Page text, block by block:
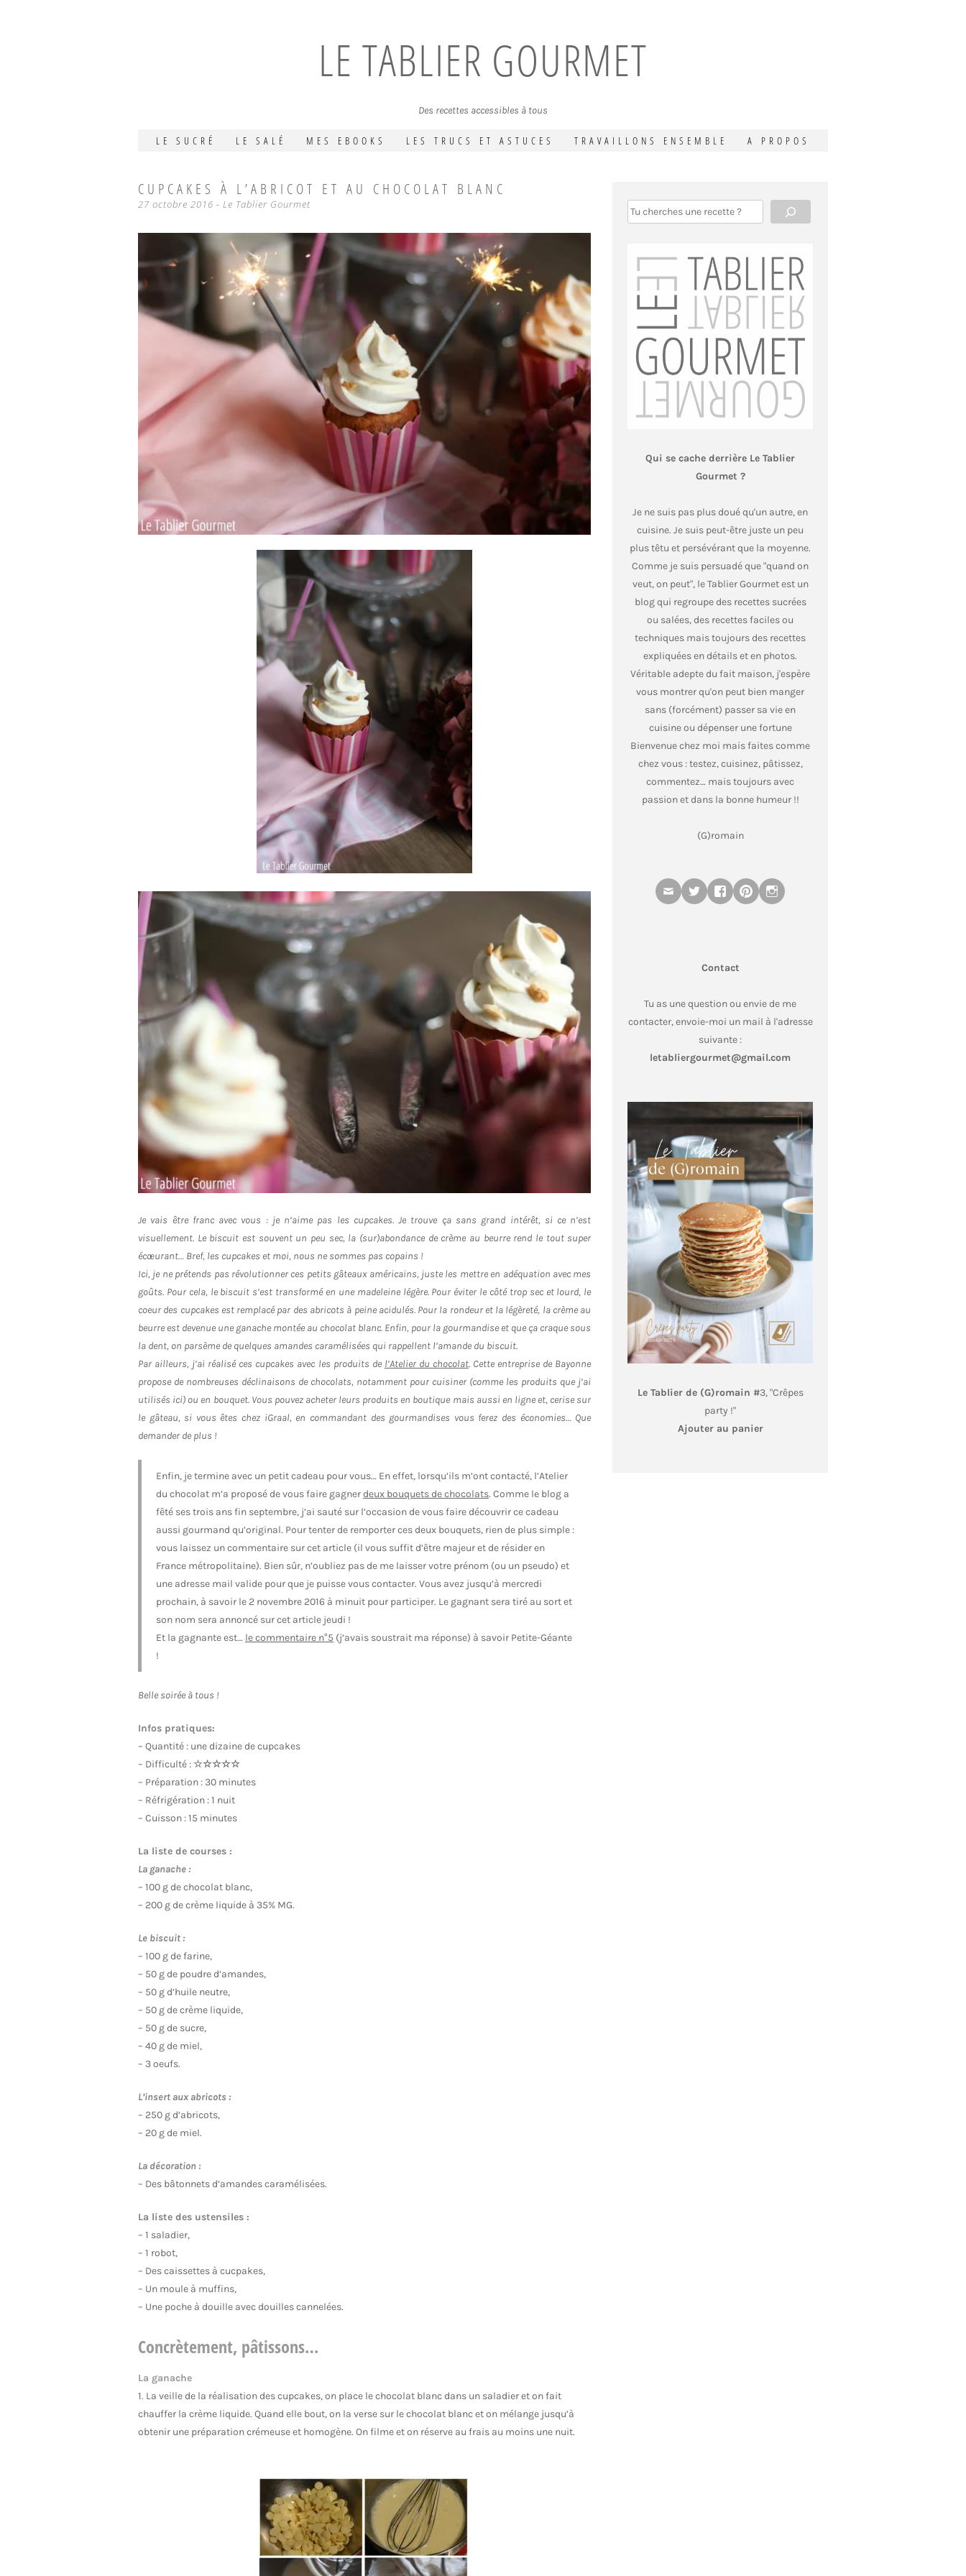
LE TABLIER GOURMET
Des recettes accessibles à tous
SKIPLE SUCRÉ LE SALÉ MES EBOOKS LES TRUCS ET ASTUCES TRAVAILLONS ENSEMBLE A PROPOS
CUPCAKES À L’ABRICOT ET AU CHOCOLAT BLANC
27 octobre 2016 - Le Tablier Gourmet
Je vais être franc avec vous : je n’aime pas les cupcakes. Je trouve ça sans grand intérêt, si ce n’est
visuellement. Le biscuit est souvent un peu sec, la (sur)abondance de crème au beurre rend le tout super
écœurant… Bref, les cupcakes et moi, nous ne sommes pas copains !
Ici, je ne prétends pas révolutionner ces petits gâteaux américains, juste les mettre en adéquation avec mes
goûts. Pour cela, le biscuit s’est transformé en une madeleine légère. Pour éviter le côté trop sec et lourd, le
coeur des cupcakes est remplacé par des abricots à peine acidulés. Pour la rondeur et la légèreté, la crème au
beurre est devenue une ganache montée au chocolat blanc. Enfin, pour la gourmandise et que ça craque sous
la dent, on parsème de quelques amandes caramélisées qui rappellent l’amande du biscuit.
Par ailleurs, j’ai réalisé ces cupcakes avec les produits de l’Atelier du chocolat. Cette entreprise de Bayonne
propose de nombreuses déclinaisons de chocolats, notamment pour cuisiner (comme les produits que j’ai
utilisés ici) ou en bouquet. Vous pouvez acheter leurs produits en boutique mais aussi en ligne et, cerise sur
le gâteau, si vous êtes chez iGraal, en commandant des gourmandises vous ferez des économies… Que
demander de plus !
Enfin, je termine avec un petit cadeau pour vous… En effet, lorsqu’ils m’ont contacté, l’Atelier
du chocolat m’a proposé de vous faire gagner deux bouquets de chocolats. Comme le blog a
fêté ses trois ans fin septembre, j’ai sauté sur l’occasion de vous faire découvrir ce cadeau
aussi gourmand qu’original. Pour tenter de remporter ces deux bouquets, rien de plus simple :
vous laissez un commentaire sur cet article (il vous suffit d’être majeur et de résider en
France métropolitaine). Bien sûr, n’oubliez pas de me laisser votre prénom (ou un pseudo) et
une adresse mail valide pour que je puisse vous contacter. Vous avez jusqu’à mercredi
prochain, à savoir le 2 novembre 2016 à minuit pour participer. Le gagnant sera tiré au sort et
son nom sera annoncé sur cet article jeudi !
Et la gagnante est… le commentaire n°5 (j’avais soustrait ma réponse) à savoir Petite-Géante
!
Belle soirée à tous !
Infos pratiques:
– Quantité : une dizaine de cupcakes
– Difficulté : ☆☆☆☆☆
– Préparation : 30 minutes
– Réfrigération : 1 nuit
– Cuisson : 15 minutes
La liste de courses :
La ganache :
– 100 g de chocolat blanc,
– 200 g de crème liquide à 35% MG.
Le biscuit :
– 100 g de farine,
– 50 g de poudre d’amandes,
– 50 g d’huile neutre,
– 50 g de crème liquide,
– 50 g de sucre,
– 40 g de miel,
– 3 oeufs.
L’insert aux abricots :
– 250 g d’abricots,
– 20 g de miel.
La décoration :
– Des bâtonnets d’amandes caramélisées.
La liste des ustensiles :
– 1 saladier,
– 1 robot,
– Des caissettes à cucpakes,
– Un moule à muffins,
– Une poche à douille avec douilles cannelées.
Concrètement, pâtissons…
La ganache
1. La veille de la réalisation des cupcakes, on place le chocolat blanc dans un saladier et on fait
chauffer la crème liquide. Quand elle bout, on la verse sur le chocolat blanc et on mélange jusqu’à
obtenir une préparation crémeuse et homogène. On filme et on réserve au frais au moins une nuit.
Qui se cache derrière Le Tablier
Gourmet ?
Je ne suis pas plus doué qu'un autre, en
cuisine. Je suis peut-être juste un peu
plus têtu et persévérant que la moyenne.
Comme je suis persuadé que "quand on
veut, on peut", le Tablier Gourmet est un
blog qui regroupe des recettes sucrées
ou salées, des recettes faciles ou
techniques mais toujours des recettes
expliquées en détails et en photos.
Véritable adepte du fait maison, j'espère
vous montrer qu'on peut bien manger
sans (forcément) passer sa vie en
cuisine ou dépenser une fortune
Bienvenue chez moi mais faites comme
chez vous : testez, cuisinez, pâtissez,
commentez… mais toujours avec
passion et dans la bonne humeur !!
(G)romain
Contact
Tu as une question ou envie de me
contacter, envoie-moi un mail à l'adresse
suivante :
letabliergourmet@gmail.com
Le Tablier de (G)romain #3, "Crêpes
party !"
Ajouter au panier